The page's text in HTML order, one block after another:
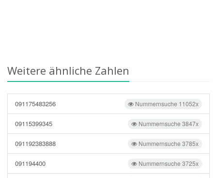
Weitere ähnliche Zahlen
Nummernsuche 11052x
091175483256
Nummernsuche 3847x
09115399345
Nummernsuche 3785x
091192383888
Nummernsuche 3725x
091194400